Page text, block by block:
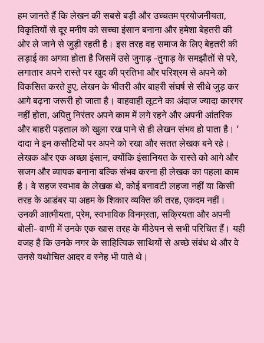
हम जानते हैं कि लेखन की सबसे बड़ी और उच्चतम प्रयोजनीयता,
विकृतियों से दूर मनीष को सच्चा इंसान बनाना और हमेशा बेहतरी की
ओर ले जाने से जुड़ी रहती है। इस तरह वह समाज के लिए बेहतरी की
लड़ाई का अगवा होता है जिसमें उसे जुगाड़ -तुगाड़ के समझौतों से परे,
लगातार अपने रास्ते पर खुद की प्रतिभा और परिश्रम से अपने को
विकसित करते हुए, लेखन के भीतरी और बाहरी संघर्ष से सीधे जुड़ कर
आगे बढ़ना जरूरी हो जाता है। वाहवाही लूटने का अंदाज ज्यादा कारगर
नहीं होता, अपितु निरंतर अपने काम में लगे रहने और अपनी आंतरिक
और बाहरी पड़ताल को खुला रख पाने से ही लेखन संभव हो पाता है। ‘
दादा ने इन कसौटियों पर अपने को रखा और सतत लेखक बने रहे।
लेखक और एक अच्छा इंसान, क्योंकि इंसानियत के रास्ते को आगे और
सजग और व्यापक बनाना बल्कि संभव करना ही लेखक का पहला काम
है। वे सहज स्वभाव के लेखक थे, कोई बनावटी लहजा नहीं या किसी
तरह के आडंबर या अहम के शिकार व्यक्ति की तरह, एकदम नहीं।
उनकी आत्मीयता, प्रेम, स्वभाविक विनम्रता, सक्रियता और अपनी
बोली- वाणी में उनके एक खास तरह के मीठेपन से सभी परिचित हैं। यही
वजह है कि उनके नगर के साहित्यिक साथियों से अच्छे संबंध थे और वे
उनसे यथोचित आदर व स्नेह भी पाते थे।